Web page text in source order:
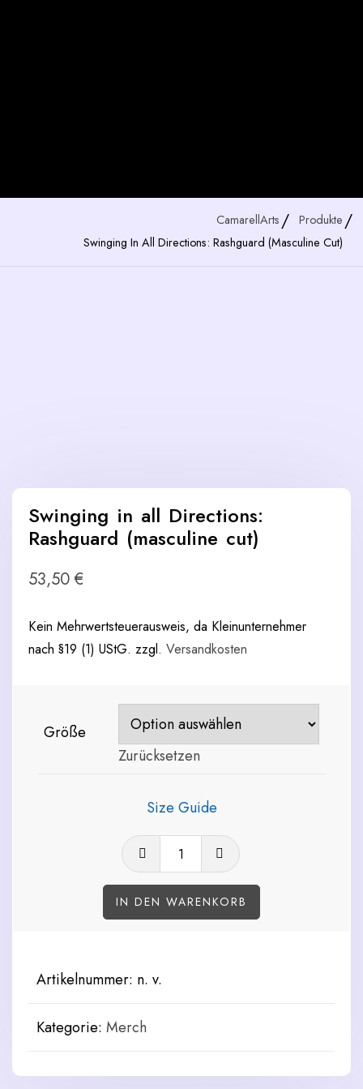
CamarellArts
Produkte
Swinging In All Directions: Rashguard (masculine Cut)
Swinging in all Directions:
Rashguard (masculine cut)
53,50 €
Kein Mehrwertsteuerausweis, da Kleinunternehmer
nach §19 (1) UStG. zzgl. Versandkosten
Größe
Zurücksetzen
Size Guide
Swinging
in
all
Directions:
IN DEN WARENKORB
Artikelnummer: n. v.
Kategorie: Merch